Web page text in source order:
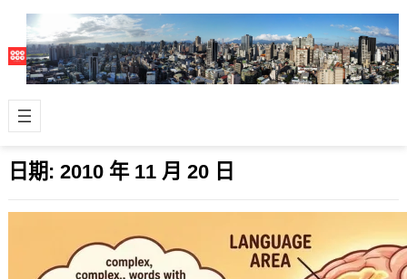
日期: 2010 年 11 月 20 日
空間
2010 年 11 月 20 日